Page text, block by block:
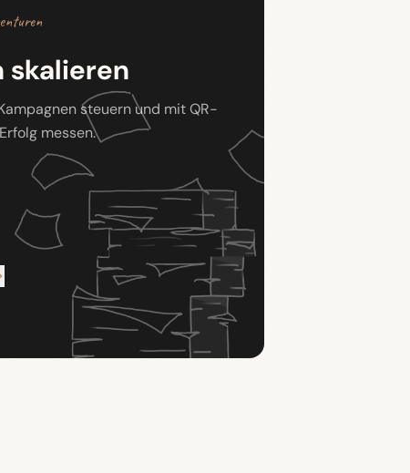
skalieren
steuern und mit QR-
messen.